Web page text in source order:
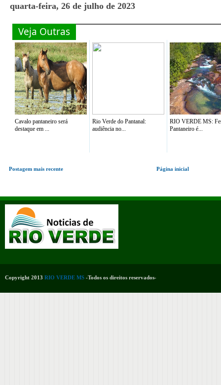
quarta-feira, 26 de julho de 2023
Veja Outras
Cavalo pantaneiro será
destaque em ...
Rio Verde do Pantanal:
audiência no...
RIO VERDE MS:
Pantaneiro é...
Postagem mais recente Página inicial
Copyright 2013 RIO VERDE MS -Todos os direitos reservados-